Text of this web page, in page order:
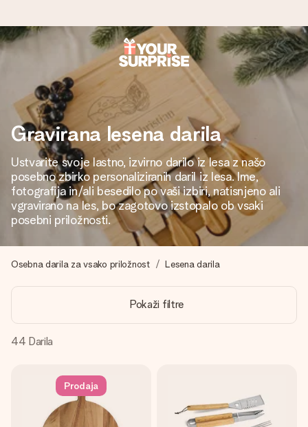
Naroči danes, odpošljemo v 1 delovnem
dnevu
Darilo izdelamo z veliko skrbnostjo in ga hitro pošljemo
naprej – da ga lahko podariš natanko takrat, ko je najbolj
pomembno.
4,8 (na podlagi +15.000 mnenj)
Naša darila navdihujejo. Stranke nas na Google Reviews
njenim imenom, tvojo fotografijo ali sporočilom, ki ogreje
srce. Brez zapletov, le vsa ljubezen za ta trenutek.
Gravirana lesena darila
Ustvarite svoje lastno, izvirno darilo iz lesa z našo
posebno zbirko personaliziranih daril iz lesa. Ime,
fotografija in/ali besedilo po vaši izbiri, natisnjeno ali
vgravirano na les, bo zagotovo izstopalo ob vsaki
posebni priložnosti.
Osebna darila za vsako priložnost Lesena darila
Pokaži filtre
44 Darila
Prodaja